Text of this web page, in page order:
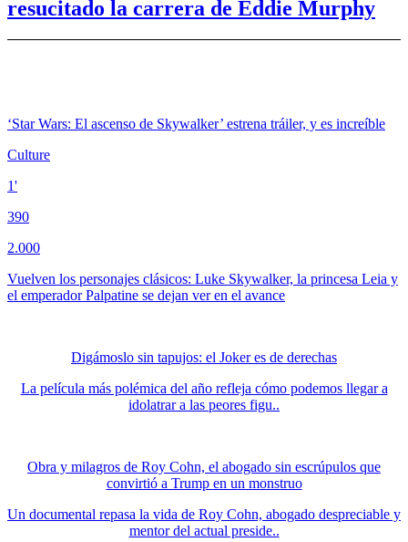
resucitado la carrera de Eddie Murphy
‘Star Wars: El ascenso de Skywalker’ estrena tráiler, y es increíble
Culture
1'
390
2.000
Vuelven los personajes clásicos: Luke Skywalker, la princesa Leia y
el emperador Palpatine se dejan ver en el avance
Digámoslo sin tapujos: el Joker es de derechas
La película más polémica del año refleja cómo podemos llegar a
idolatrar a las peores figu..
Obra y milagros de Roy Cohn, el abogado sin escrúpulos que
convirtió a Trump en un monstruo
Un documental repasa la vida de Roy Cohn, abogado despreciable y
mentor del actual preside..